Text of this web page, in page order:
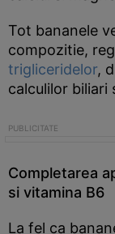
Tot bananele
compozitie,
trigliceridelor,
calculilor biliari
Completarea
si vitamina B6
La fel ca